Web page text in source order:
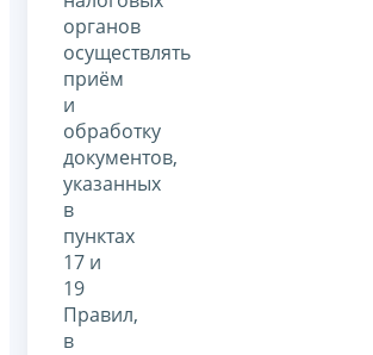
органов
осуществлять
приём
и
обработку
документов,
указанных
в
пунктах
17 и
19
Правил,
в